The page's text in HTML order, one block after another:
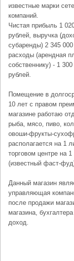
известные марки
компаний.
Чистая прибыль 1
рублей, выручка
субаренды) 2 345
расходы (арендная
собственнику) - 1
рублей.
Помещение в
10 лет с правом
магазине работаю
рыба, мясо, пиво,
овоши-фрукты-
располагается на 1
торговом центре на
(известный фаст-
Данный магазин
управляющая
после продажи
магазина,
доход.